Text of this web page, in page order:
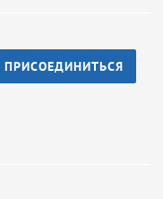
ПРИСОЕДИНИТЬСЯ